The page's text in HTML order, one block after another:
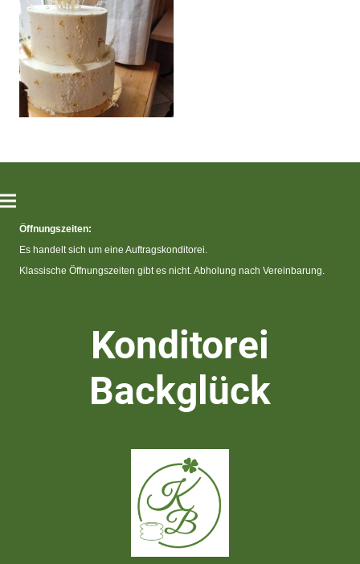
Öffnungszeiten:
Es handelt sich um eine Auftragskonditorei.
Klassische Öffnungszeiten gibt es nicht. Abholung nach Vereinbarung.
Konditorei
Backglück